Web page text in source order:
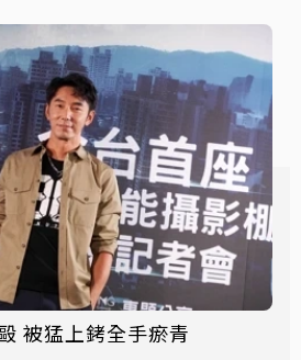
被猛上銬全手瘀青